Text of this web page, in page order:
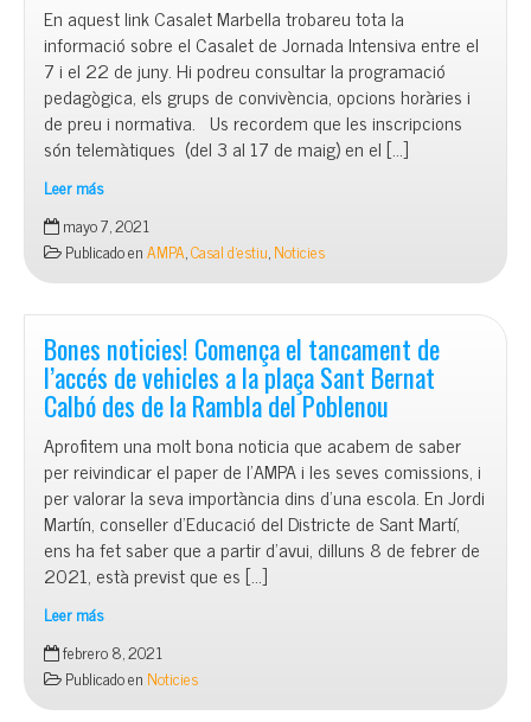
En aquest link Casalet Marbella trobareu tota la
informació sobre el Casalet de Jornada Intensiva entre el
7 i el 22 de juny. Hi podreu consultar la programació
pedagògica, els grups de convivència, opcions horàries i
de preu i normativa. Us recordem que les inscripcions
són telemàtiques (del 3 al 17 de maig) en el […]
Leer más
Casalet
de
La
MarBella
mayo 7, 2021
Publicado enAMPA,Casal d'estiu,Noticies
Bones noticies! Comença el tancament de
l’accés de vehicles a la plaça Sant Bernat
Calbó des de la Rambla del Poblenou
Aprofitem una molt bona noticia que acabem de saber
per reivindicar el paper de l’AMPA i les seves comissions, i
per valorar la seva importància dins d’una escola. En Jordi
Martín, conseller d’Educació del Districte de Sant Martí,
ens ha fet saber que a partir d’avui, dilluns 8 de febrer de
2021, està previst que es […]
Leer más
Bones
noticies!
Comença
febrero 8, 2021
Publicado en Noticies